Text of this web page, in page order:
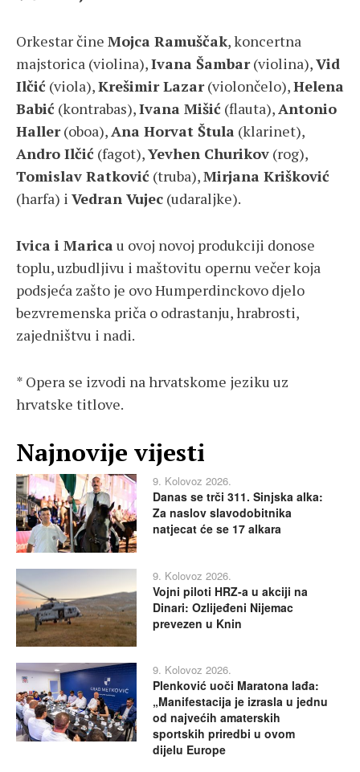
Orkestar čine Mojca Ramuščak, koncertna
majstorica (violina),Ivana Šambar(violina),Vid
Ilčić (viola),Krešimir Lazar(violončelo),Helena
Babić (kontrabas),Ivana Mišić (flauta),Antonio
Haller(oboa),Ana Horvat Štula (klarinet),
Andro Ilčić (fagot),Yevhen Churikov (rog),
Tomislav Ratković (truba),Mirjana Krišković
(harfa) i Vedran Vujec (udaraljke).
Ivica i Marica u ovoj novoj produkciji donose
toplu, uzbudljivu i maštovitu opernu večer koja
podsjeća zašto je ovo Humperdinckovo djelo
bezvremenska priča o odrastanju, hrabrosti,
zajedništvu i nadi.
* Opera se izvodi na hrvatskome jeziku uz
hrvatske titlove.
Najnovije vijesti
9. Kolovoz 2026.
Danas se trči 311. Sinjska alka:
Za naslov slavodobitnika
natjecat će se 17 alkara
9. Kolovoz 2026.
Vojni piloti HRZ-a u akciji na
Dinari: Ozlijeđeni Nijemac
prevezen u Knin
9. Kolovoz 2026.
Plenković uoči Maratona lađa:
„Manifestacija je izrasla u jednu
od najvećih amaterskih
sportskih priredbi u ovom
dijelu Europe